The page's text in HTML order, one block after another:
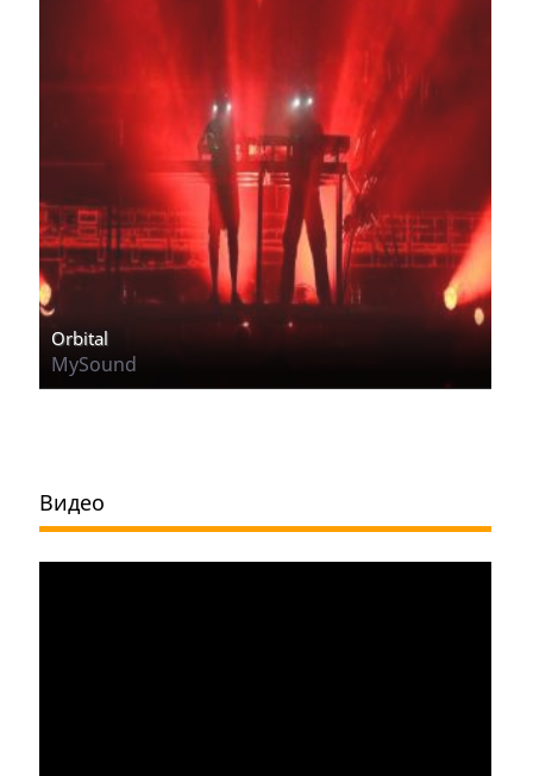
Orbital
MySound
Видео